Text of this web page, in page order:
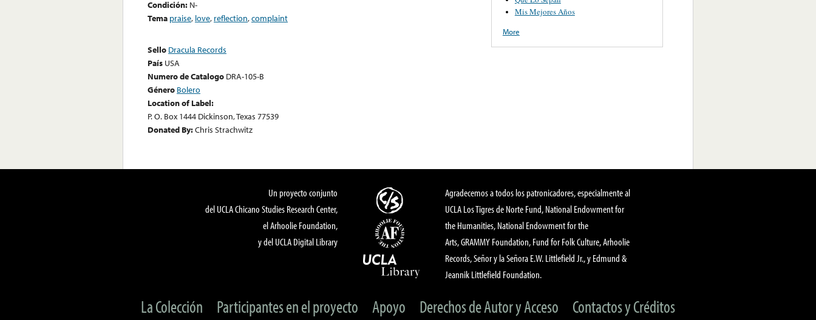
Condición: N-
Tema praise, love, reflection,complaint
Sello Dracula Records
País USA
Numero de Catalogo DRA-105-B
Género Bolero
Location of Label:
P. O. Box 1444 Dickinson, Texas 77539
Donated By:Chris Strachwitz
Mis Mejores Años
More
Un proyecto conjunto
del UCLA Chicano Studies Research Center,
el Arhoolie Foundation,
y del UCLA Digital Library
Agradecemos a todos los patronicadores, especialmente al
UCLA Los Tigres de Norte Fund, National Endowment for
the Humanities, National Endowment for the
Arts, GRAMMY Foundation, Fund for Folk Culture, Arhoolie
Records, Señor y la Señora E.W. Littlefield Jr., y Edmund &
Jeannik Littlefield Foundation.
La Colección Participantes en el proyecto Apoyo Derechos de Autor y Acceso Contactos y Créditos